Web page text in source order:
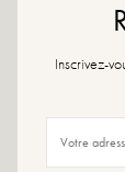
Hoogte plateau:
Teen van de
Ontworpen en
maten in, kies
Inscrivez-